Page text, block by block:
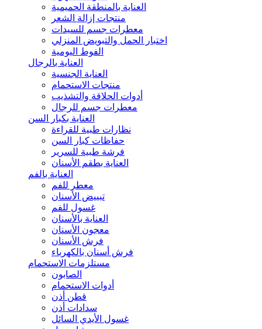
العناية بالمنطقة الحميمية
منتجات إزالة الشعر
معطرات جسم للسيدات
اختبار الحمل والتبويض المنزلي
الفوط اليومية
العناية بالرجال
العناية الجنسية
منتجات الاستحمام
أدوات الحلاقة والتشذيب
معطرات جسم للرجال
العناية بكبار السن
نظارات طبية للقراءة
حفاظات كبار السن
فرشة طبية للسرير
العناية بطقم الأسنان
العناية بالفم
معطر للفم
تبييض الأسنان
غسول للفم
العناية بالأسنان
معجون الأسنان
فرش الأسنان
فرش أسنان بالكهرباء
مستلزمات الاستحمام
الصابون
أدوات الاستحمام
قطن أذن
سدادات أذن
غسول الأيدي السائل